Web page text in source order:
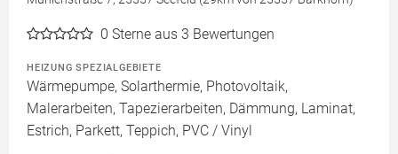
0 Sterne aus 3 Bewertungen
HEIZUNG SPEZIALGEBIETE
Wärmepumpe, Solarthermie, Photovoltaik,
Malerarbeiten, Tapezierarbeiten, Dämmung, Laminat,
Estrich, Parkett, Teppich, PVC / Vinyl